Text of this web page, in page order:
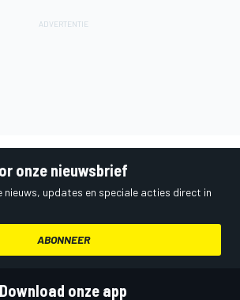
onze nieuwsbrief
updates en speciale acties direct in
ABONNEER
Download onze app